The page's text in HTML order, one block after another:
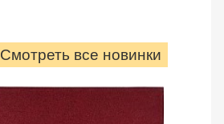
Смотреть все новинки